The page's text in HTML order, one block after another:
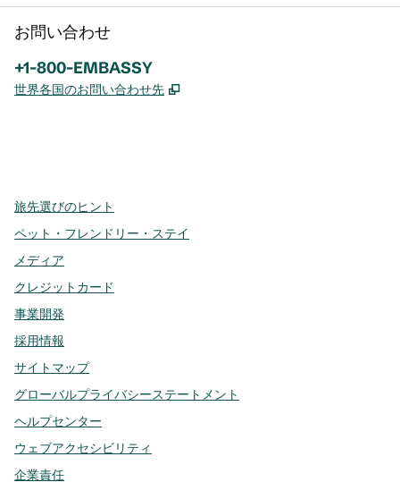
お問い合わせ
電話：
+1-800-EMBASSY
世界各国のお問い合わせ先 ,
旅先選びのヒント
ペット・フレンドリー・ステイ
メディア
クレジットカード
事業開発
採用情報
サイトマップ
グローバルプライバシーステートメント
ヘルプセンター
ウェブアクセシビリティ
企業責任